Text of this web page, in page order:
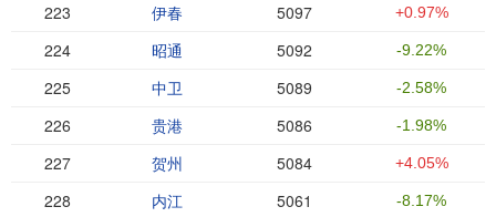
223 伊春 5097 +0.97%
224 昭通 5092 -9.22%
225 中卫 5089 -2.58%
226 贵港 5086 -1.98%
227 贺州 5084 +4.05%
228 内江 5061 -8.17%